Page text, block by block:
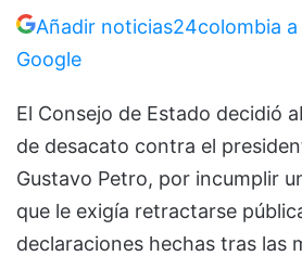
Añadir noticias24colombia
Google
El Consejo de Estado decidió
de desacato contra el
Gustavo Petro, por incumplir
que le exigía retractarse
declaraciones hechas tras las